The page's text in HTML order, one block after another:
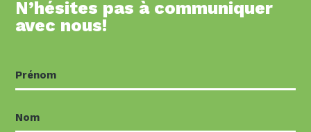
N’hésites pas à communiquer
avec nous!